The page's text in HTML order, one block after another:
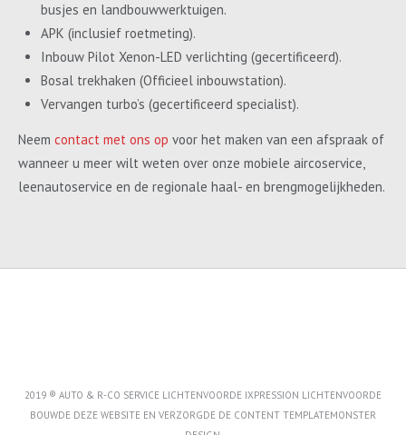
busjes en landbouwwerktuigen.
APK (inclusief roetmeting).
Inbouw Pilot Xenon-LED verlichting (gecertificeerd).
Bosal trekhaken (Officieel inbouwstation).
Vervangen turbo’s (gecertificeerd specialist).
Neem contact met ons op voor het maken van een afspraak of
wanneer u meer wilt weten over onze mobiele aircoservice,
leenautoservice en de regionale haal- en brengmogelijkheden.
2019 ® AUTO & R-CO SERVICE LICHTENVOORDE IXPRESSION LICHTENVOORDE
BOUWDE DEZE WEBSITE EN VERZORGDE DE CONTENT TEMPLATEMONSTER